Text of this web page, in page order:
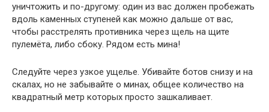
уничтожить и по-другому: один из вас должен пробежать
вдоль каменных ступеней как можно дальше от вас,
чтобы расстрелять противника через щель на щите
пулемёта, либо сбоку. Рядом есть мина!
Следуйте через узкое ущелье. Убивайте ботов снизу и на
скалах, но не забывайте о минах, общее количество на
квадратный метр которых просто зашкаливает.